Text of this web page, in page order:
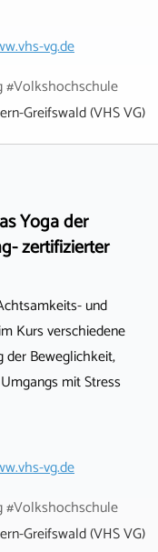
vg.de
#Volkshochschule
Greifswald (VHS VG)
Yoga der
zertifizierter
und
Kurs verschiedene
der Beweglichkeit,
mit Stress
vg.de
#Volkshochschule
Greifswald (VHS VG)